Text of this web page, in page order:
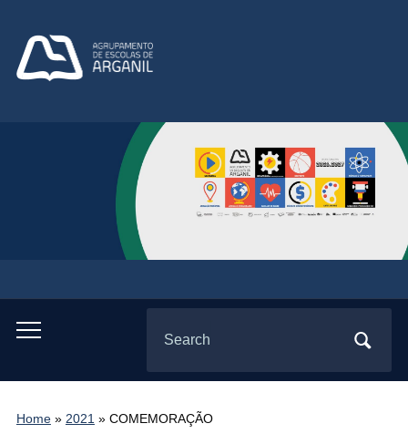
Toggle
menu
for:
Home» 2021 » COMEMORAÇÃO